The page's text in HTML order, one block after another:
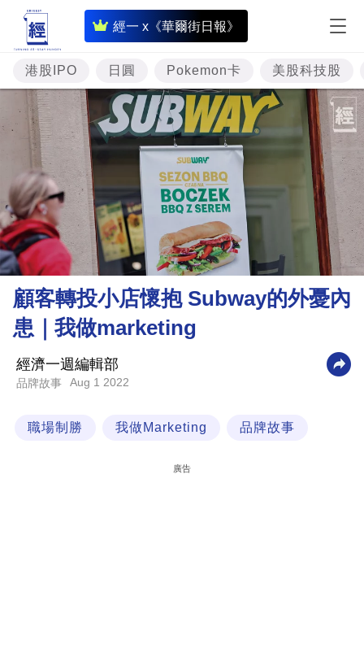
經一 x《華爾街日報》
即
時
財
經
專
題
樓
市
理
財
商
業
科
港股IPO 日圓 Pokemon卡 美股科技股
顧客轉投小店懷抱 Subway的外憂內
患｜我做marketing
經濟一週編輯部
品牌故事 Aug 1 2022
職場制勝 我做Marketing 品牌故事
廣告